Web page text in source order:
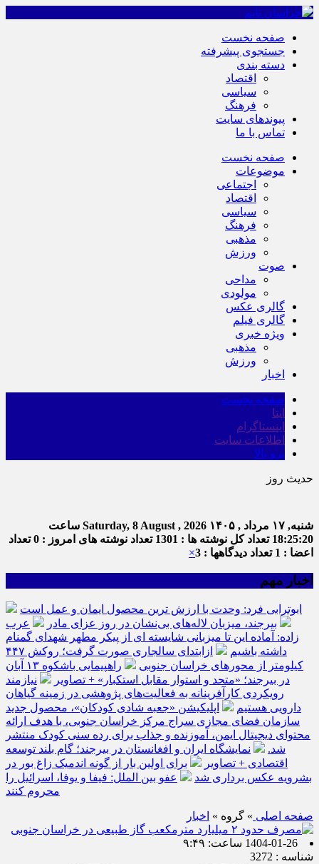
صفحه نخست
جستجوی پیشرفته
دسته بندی
اقتصاد
سیاسی
فرهنگ
پیوندهای سایت
تماس با ما
صفحه نخست
موضوعات
اجتماعی
اقتصاد
سیاسی
فرهنگ
مذهبی
ورزش
صوت
مداحی
مولودی
گالری عکس
گالری فیلم
ویژه خبری
مذهبی
ورزش
اخبار
صفحه نخست
ایتا
اینستاگرام
اطلاعات سایت
برو بالا
حدیث روز
شنبه, ۱۷ مرداد , ۱۴۰۵ Saturday, 8 August , 2026 ساعت
18:25:21 تعداد کل نوشته ها : 1301 تعداد نوشته های امروز : 0
تعداد
اعضا : 1
تعداد دیدگاهها : 3 ×
اخبار مهم
ابوترابی فرد: وحدت با ارزش ترین محصول ایمان و عمل است
بیرجند، میزبان لاله‌های بی‌نشان در روز عزای مادر
عرب
زاده: آماده این تا میزبانی شایسته ای از پیکر مطهر شهدای گمنام
داشته باشیم
ازابتدای سالجاری صورت گرفت؛ روکش ۴۴۷
کیلومتر از محورهای خراسان جنوبی
راهپیمایی باشکوه ۱۳ آبان
در بیرجند؛ «متحد و استوار مقابل استکبار» + تصاویر
نیازمند
رویکردی کارآفرینانه به فعالیت‌های پژوهشی در زمینه گیاهان
دارویی هستیم
اپلیکیشن «جعبه شادی کودکان»، محصول جدید
سازمان فضای مجازی سراج مرکز خراسان جنوبی، با هدف ارائه
محتوای دیجیتال ایمن، آموزنده و جذاب برای رده سنی کودک منتشر
شد.
نمایشگاه ایران و افغانستان در بیرجند؛ گام بلند توسعه
اقتصادی + تصاویر
برای اولین بار از گونه اندمیک زاغ بور در
بشرویه عکس برداری شد
عفو بین الملل: فیفا و یوفا، اسرائیل را
محروم کنند
صفحه اصلی » گروه » اخبار
1404-01-26 ساعت: ۹:۴۹
شناسه : 3272